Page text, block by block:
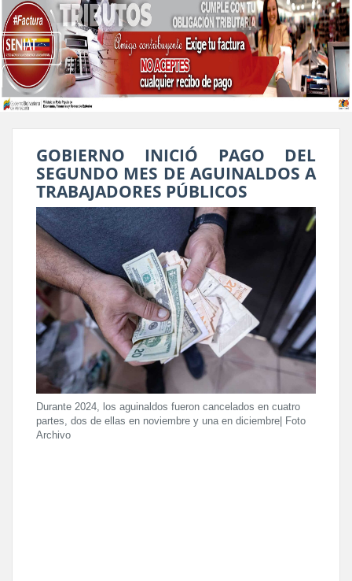
GOBIERNO INICIÓ PAGO DEL
SEGUNDO MES DE AGUINALDOS A
TRABAJADORES PÚBLICOS
Durante 2024, los aguinaldos fueron cancelados en cuatro
partes, dos de ellas en noviembre y una en diciembre| Foto
Archivo